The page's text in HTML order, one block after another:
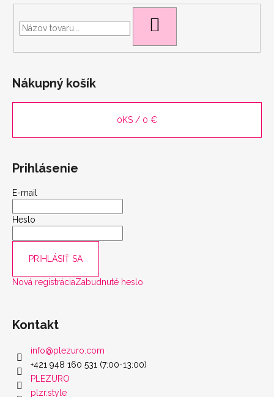
Nákupný košík
0KS / 0 €
Prihlásenie
E-mail
Heslo
PRIHLÁSIŤ SA
Nová registráciaZabudnuté heslo
Kontakt
info@plezuro.com
+421 948 160 531 (7:00-13:00)
PLEZURO
plzr.style